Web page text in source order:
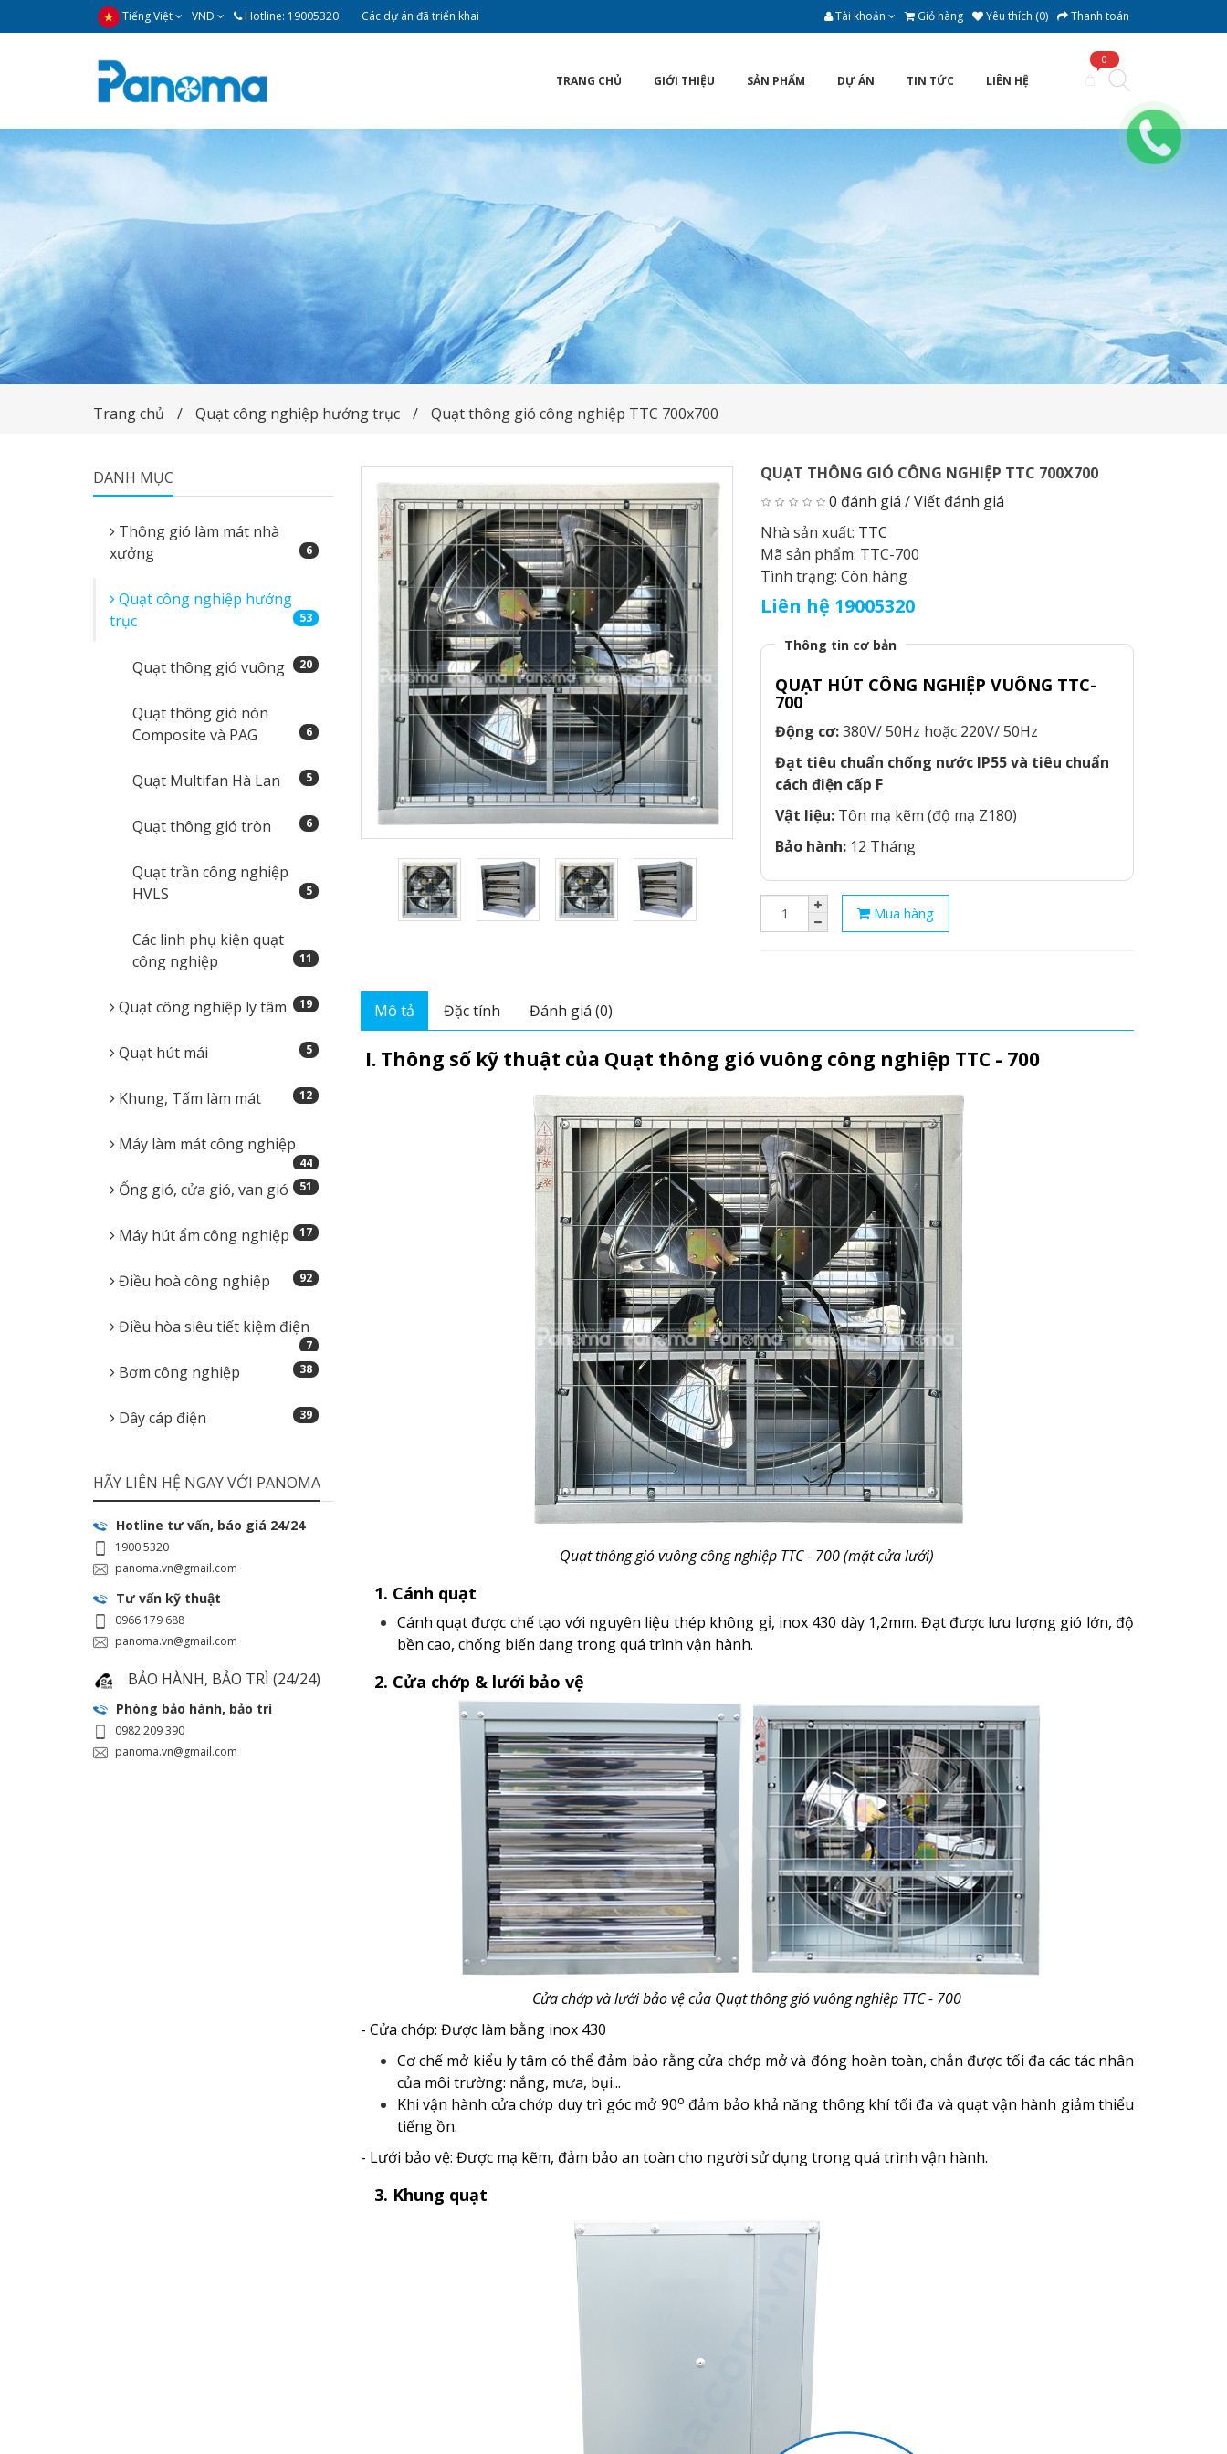
Tiếng Việt VND Hotline: 19005320 Các dự án đã triển khai Tài khoản Giỏ hàng Yêu thích (0) Thanh toán
0
TRANG CHỦ GIỚI THIỆU SẢN PHẨM DỰ ÁN TIN TỨC LIÊN HỆ
Trang chủ Quạt công nghiệp hướng trục Quạt thông gió công nghiệp TTC 700x700
DANH MỤC
Thông gió làm mát nhà
xưởng
6
Quạt công nghiệp hướng
trục
53
Quạt thông gió vuông 20
Quạt thông gió nón
Composite và PAG
6
Quạt Multifan Hà Lan 5
Quạt thông gió tròn 6
Quạt trần công nghiệp
HVLS
5
Các linh phụ kiện quạt
công nghiệp
11
Quạt công nghiệp ly tâm 19
Quạt hút mái 5
Khung, Tấm làm mát 12
Máy làm mát công nghiệp
44
Ống gió, cửa gió, van gió 51
Máy hút ẩm công nghiệp 17
Điều hoà công nghiệp 92
Điều hòa siêu tiết kiệm điện
7
Bơm công nghiệp 38
Dây cáp điện 39
HÃY LIÊN HỆ NGAY VỚI PANOMA
Hotline tư vấn, báo giá 24/24
1900 5320
panoma.vn@gmail.com
Tư vấn kỹ thuật
0966 179 688
panoma.vn@gmail.com
BẢO HÀNH, BẢO TRÌ (24/24)
Phòng bảo hành, bảo trì
0982 209 390
panoma.vn@gmail.com
QUẠT THÔNG GIÓ CÔNG NGHIỆP TTC 700X700
0 đánh giá /Viết đánh giá
Nhà sản xuất: TTC
Mã sản phẩm: TTC-700
Tình trạng:Còn hàng
Liên hệ 19005320
Thông tin cơ bản
QUẠT HÚT CÔNG NGHIỆP VUÔNG TTC-
700
Động cơ:380V/ 50Hz hoặc 220V/ 50Hz
Đạt tiêu chuẩn chống nước IP55 và tiêu chuẩn
cách điện cấp F
Vật liệu: Tôn mạ kẽm (độ mạ Z180)
Bảo hành: 12 Tháng
Mua hàng
Mô tả Đặc tính Đánh giá (0)
I. Thông số kỹ thuật của Quạt thông gió vuông công nghiệp TTC - 700
Quạt thông gió vuông công nghiệp TTC - 700 (mặt cửa lưới)
1. Cánh quạt
Cánh quạt được chế tạo với nguyên liệu thép không gỉ, inox 430 dày 1,2mm. Đạt được lưu lượng gió lớn, độ
bền cao, chống biến dạng trong quá trình vận hành.
2. Cửa chớp & lưới bảo vệ
Cửa chớp và lưới bảo vệ của Quạt thông gió vuông nghiệp TTC - 700
- Cửa chớp: Được làm bằng inox 430
Cơ chế mở kiểu ly tâm có thể đảm bảo rằng cửa chớp mở và đóng hoàn toàn, chắn được tối đa các tác nhân
của môi trường: nắng, mưa, bụi...
Khi vận hành cửa chớp duy trì góc mở 90o đảm bảo khả năng thông khí tối đa và quạt vận hành giảm thiểu
tiếng ồn.
- Lưới bảo vệ: Được mạ kẽm, đảm bảo an toàn cho người sử dụng trong quá trình vận hành.
3. Khung quạt